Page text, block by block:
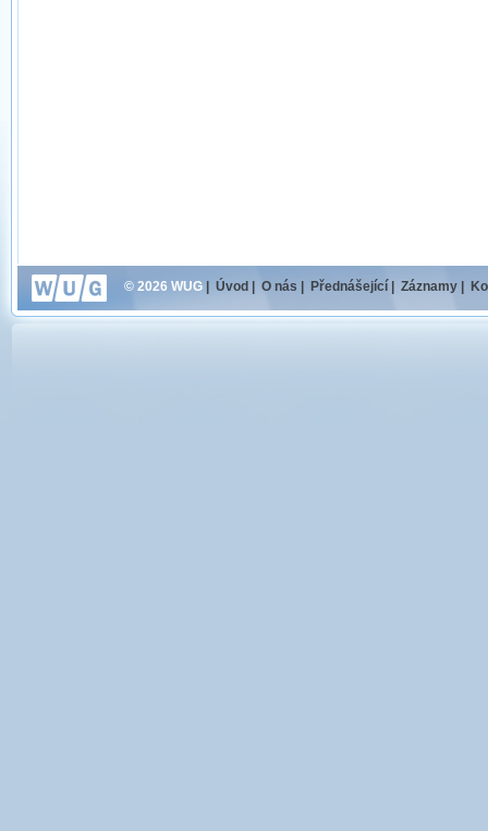
© 2026 WUG Úvod O nás Přednášející Záznamy